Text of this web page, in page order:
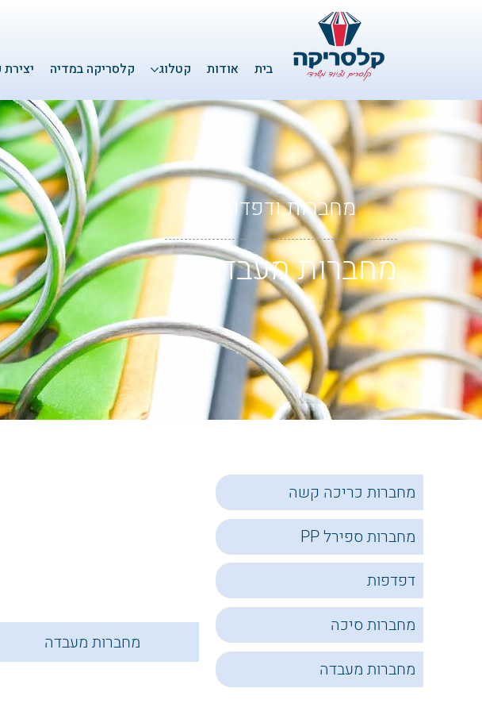
בית אודות קטלוג קלסריקה במדיה
מחברות מעבדה
מחברות כריכה קשה
מחברות ספירל PP
דפדפות
מחברות סיכה
מחברות מעבדה
מחברות ודפדפות
מחברות מעבדה